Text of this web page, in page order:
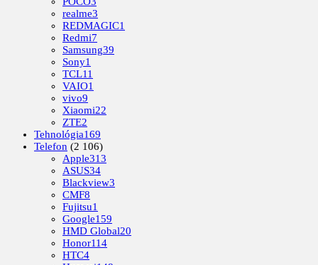
realme3
REDMAGIC1
Redmi7
Samsung39
Sony1
TCL11
VAIO1
vivo9
Xiaomi22
ZTE2
Tehnológia169
Telefon (2 106)
Apple313
ASUS34
Blackview3
CMF8
Fujitsu1
Google159
HMD Global20
Honor114
HTC4